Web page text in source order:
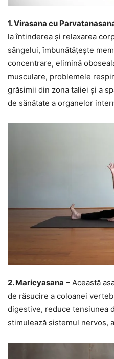
1. Virasana cu
la întinderea și relaxarea
sângelui, îmbunătățește
concentrare, elimină
musculare, problemele
grăsimii din zona taliei și a
de sănătate a organelor
2. Maricyasana – Această
de răsucire a coloanei
digestive, reduce tensiunea
stimulează sistemul nervos,